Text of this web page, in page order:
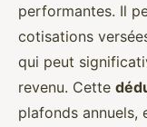
performantes. Il
cotisations
qui peut
revenu. Cette
plafonds annuels,